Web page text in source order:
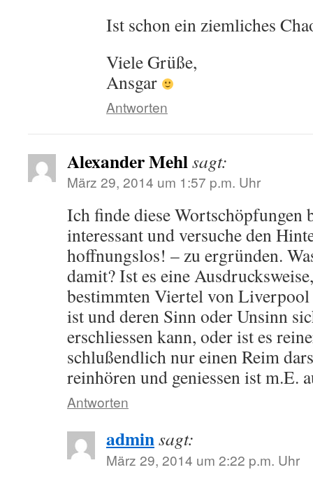
Ist schon ein ziemliches
Viele Grüße,
Ansgar
Antworten
Alexander Mehlsagt:
März 29, 2014 um 1:57 p.m. Uhr
Ich finde diese Wortschöpfungen
interessant und versuche den
hoffnungslos! – zu ergründen.
damit? Ist es eine
bestimmten Viertel von
ist und deren Sinn oder Unsinn
erschliessen kann, oder ist es
schlußendlich nur einen Reim
reinhören und geniessen ist m.E.
Antworten
adminsagt:
März 29, 2014 um 2:22 p.m. Uhr